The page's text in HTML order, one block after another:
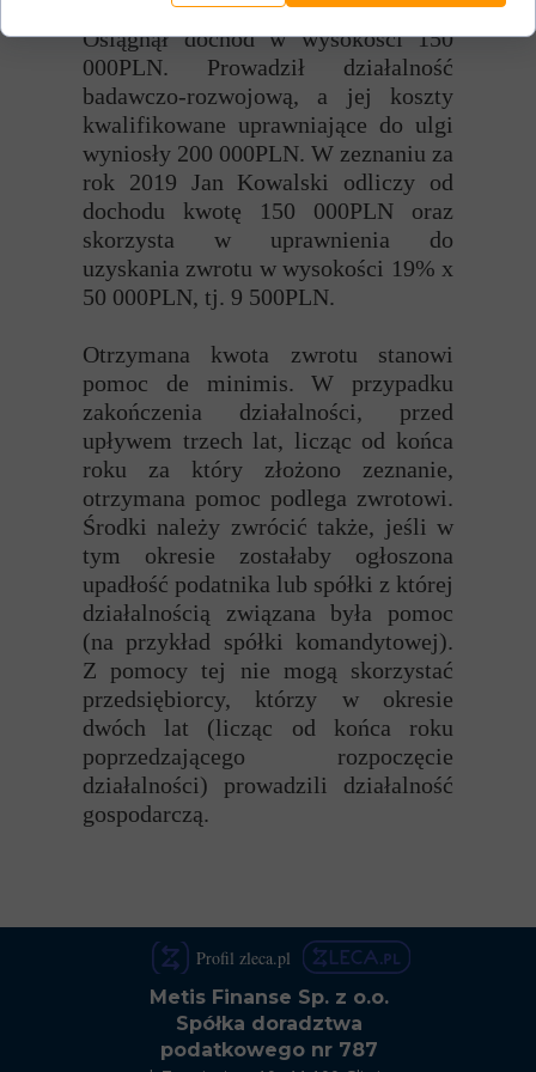
Metis Finanse Sp. z o.o.
Spółka doradztwa
podatkowego nr 787
Profil zleca.pl
w formie podatku liniowego.
Osiągnął dochód w wysokości 150
000PLN. Prowadził działalność
badawczo-rozwojową, a jej koszty
kwalifikowane uprawniające do ulgi
wyniosły 200 000PLN. W zeznaniu za
rok 2019 Jan Kowalski odliczy od
dochodu kwotę 150 000PLN oraz
skorzysta w uprawnienia do
uzyskania zwrotu w wysokości 19% x
50 000PLN, tj. 9 500PLN.
Otrzymana kwota zwrotu stanowi
pomoc de minimis. W przypadku
zakończenia działalności, przed
upływem trzech lat, licząc od końca
roku za który złożono zeznanie,
otrzymana pomoc podlega zwrotowi.
Środki należy zwrócić także, jeśli w
tym okresie zostałaby ogłoszona
upadłość podatnika lub spółki z której
działalnością związana była pomoc
(na przykład spółki komandytowej).
Z pomocy tej nie mogą skorzystać
przedsiębiorcy, którzy w okresie
dwóch lat (licząc od końca roku
poprzedzającego rozpoczęcie
działalności) prowadzili działalność
gospodarczą.